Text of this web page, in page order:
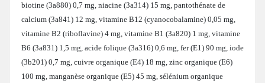
biotine (3a880) 0,7 mg, niacine (3a314) 15 mg, pantothénate de
calcium (3a841) 12 mg, vitamine B12 (cyanocobalamine) 0,05 mg,
vitamine B2 (riboflavine) 4 mg, vitamine B1 (3a820) 1 mg, vitamine
B6 (3a831) 1,5 mg, acide folique (3a316) 0,6 mg, fer (E1) 90 mg, iode
(3b201) 0,7 mg, cuivre organique (E4) 18 mg, zinc organique (E6)
100 mg, manganèse organique (E5) 45 mg, sélénium organique